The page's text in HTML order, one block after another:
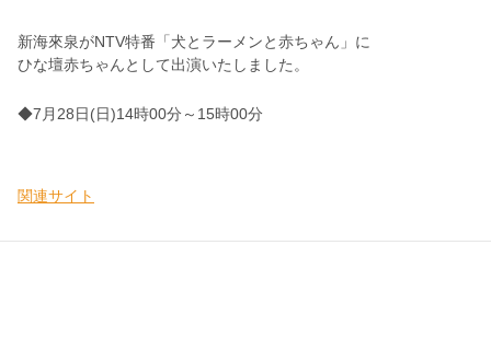
新海來泉がNTV特番「犬とラーメンと赤ちゃん」に
ひな壇赤ちゃんとして出演いたしました。
◆7月28日(日)14時00分～15時00分
関連サイト